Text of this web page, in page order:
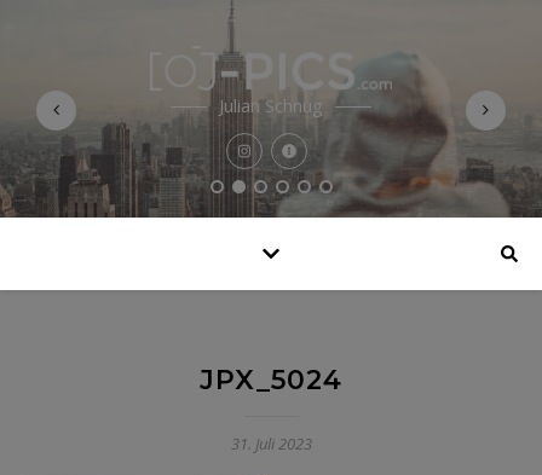
Julian Schnug
JPX_5024
31. Juli 2023